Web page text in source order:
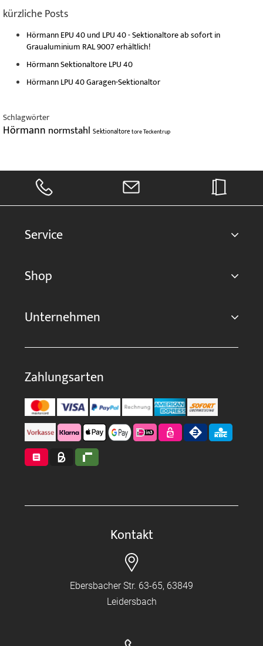
kürzliche Posts
Hörmann EPU 40 und LPU 40 - Sektionaltore ab sofort in
Graualuminium RAL 9007 erhältlich!
Hörmann Sektionaltore LPU 40
Hörmann LPU 40 Garagen-Sektionaltor
Schlagwörter
Hörmann normstahl SektionaltoretoreTeckentrup
Service
Shop
Unternehmen
Zahlungsarten
Kontakt
Ebersbacher Str. 63-65, 63849
Leidersbach